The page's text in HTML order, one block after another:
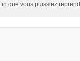
que vous puissiez